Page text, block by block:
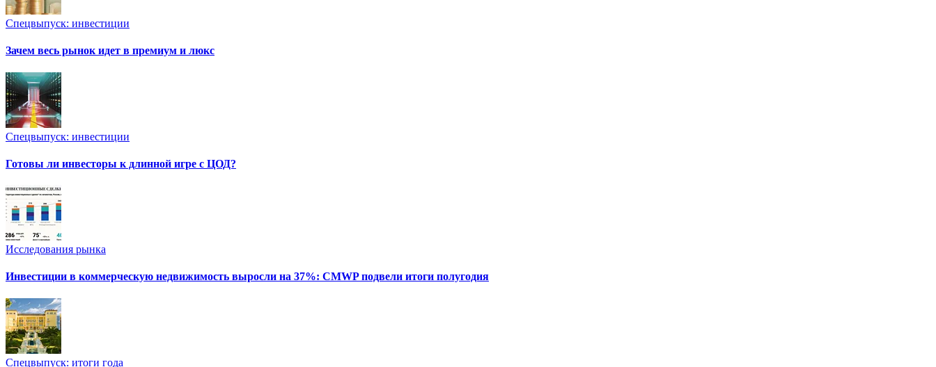
Спецвыпуск: инвестиции
Зачем весь рынок идет в премиум и люкс
Спецвыпуск: инвестиции
Готовы ли инвесторы к длинной игре с ЦОД?
Исследования рынка
Инвестиции в коммерческую недвижимость выросли на 37%: CMWP подвели итоги полугодия
Спецвыпуск: итоги года